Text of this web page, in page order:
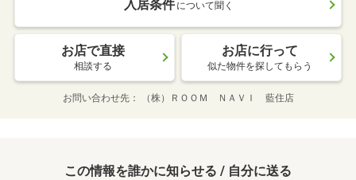
入居条件 について聞く
お店で直接
相談する
お店に行って
似た物件を探してもらう
お問い合わせ先 （株）ＲＯＯＭ ＮＡＶＩ 藍住店
この情報を誰かに知らせる / 自分に送る